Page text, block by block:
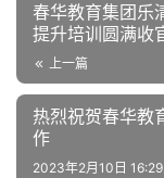
春华教育集团乐
提升培训圆满收
上一篇
热烈祝贺春华教
作
2023年2月10日 16:29